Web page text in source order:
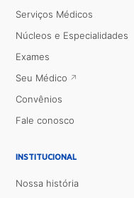
Serviços Médicos
Núcleos e Especialidades
Exames
Seu Médico
Convênios
Fale conosco
INSTITUCIONAL
Nossa história